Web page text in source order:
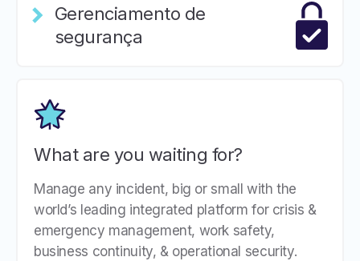
Gerenciamento de
segurança
What are you waiting for?
Manage any incident, big or small with the
world’s leading integrated platform for crisis &
emergency management, work safety,
business continuity, & operational security.